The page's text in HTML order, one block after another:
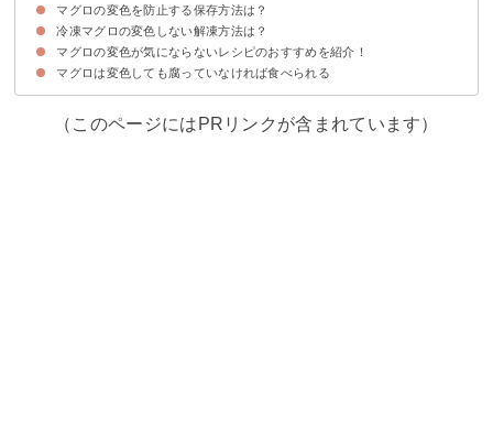
①見た目の特徴
②臭いの特徴
③味の特徴
マグロの変色を防止する保存方法は？
①冷蔵庫で保存する
②ドリップ処理をする
③密閉して空気に触れないようにする
④冷凍状態で購入したマグロは冷凍保存する
冷凍マグロの変色しない解凍方法は？
マグロの変色が気にならないレシピのおすすめを紹介！
①マグロの生姜焼き
②マグロの餃子
③マグロの唐揚げ
マグロは変色しても腐っていなければ食べられる
（このページにはPRリンクが含まれています）